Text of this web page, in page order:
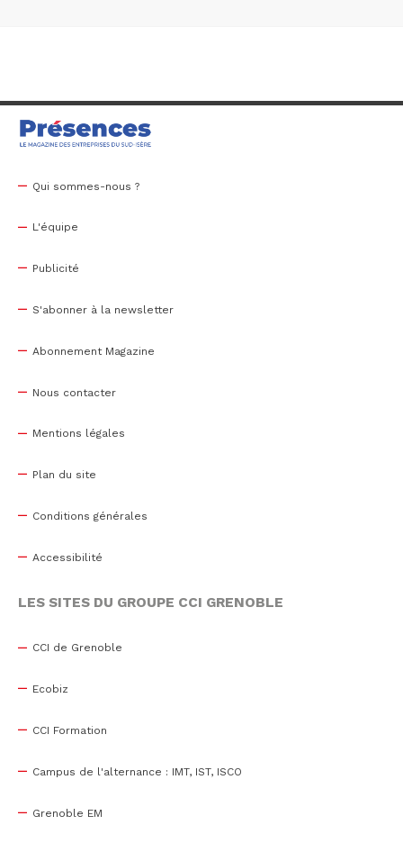
Qui sommes-nous ?
L'équipe
Publicité
S'abonner à la newsletter
Abonnement Magazine
Nous contacter
Mentions légales
Plan du site
Conditions générales
Accessibilité
LES SITES DU GROUPE CCI GRENOBLE
CCI de Grenoble
Ecobiz
CCI Formation
Campus de l'alternance : IMT, IST, ISCO
Grenoble EM